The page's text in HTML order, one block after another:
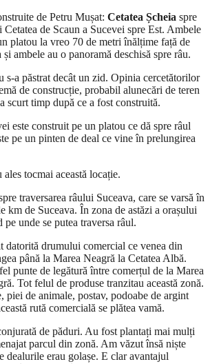
de Petru Mușat: Cetatea Șcheia spre
de Scaun a Sucevei spre Est. Ambele
platou la vreo 70 de metri înălțime față de
ambele au o panoramă deschisă spre râu.
s-a păstrat decât un zid. Opinia cercetătorilor
de construcție, probabil alunecări de teren
scurt timp după ce a fost construită.
este construit pe un platou ce dă spre râul
pe un pinten de deal ce vine în prelungirea
tocmai această locație.
traversarea râului Suceava, care se varsă în
km de Suceava. În zona de astăzi a orașului
unde se putea traversa râul.
datorită drumului comercial ce venea din
până la Marea Neagră la Cetatea Albă.
punte de legătură între comerțul de la Marea
Tot felul de produse tranzitau această zonă.
piei de animale, postav, podoabe de argint
rută comercială se plătea vamă.
de păduri. Au fost plantați mai mulți
parcul din zonă. Am văzut însă niște
dealurile erau golașe. E clar avantajul